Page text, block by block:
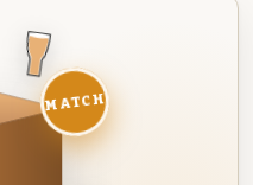
MATCH